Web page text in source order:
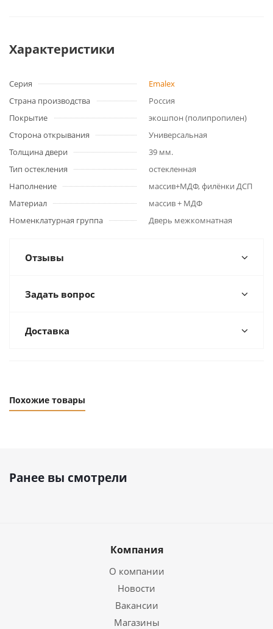
Характеристики
Серия
Emalex
Страна производства
Россия
Покрытие
экошпон (полипропилен)
Сторона открывания
Универсальная
Толщина двери
39 мм.
Тип остекления
остекленная
Наполнение
массив+МДФ, филёнки ДСП
Материал
массив + МДФ
Номенклатурная группа
Дверь межкомнатная
Отзывы
Задать вопрос
Доставка
Похожие товары
Ранее вы смотрели
Компания
О компании
Новости
Вакансии
Магазины